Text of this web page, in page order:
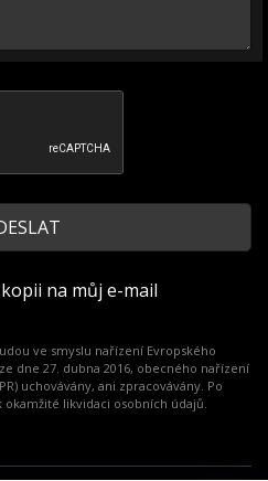
na můj e-mail
ve smyslu nařízení Evropského
dne 27. dubna 2016, obecného nařízení
uchovávány, ani zpracovávány. Po
likvidaci osobních údajů.